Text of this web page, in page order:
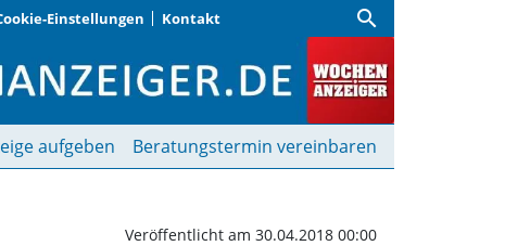
Einstellungen Kontakt search
am 5. Mai im
aufgeben Beratungstermin vereinbaren
Veröffentlicht am 30.04.2018 00:00